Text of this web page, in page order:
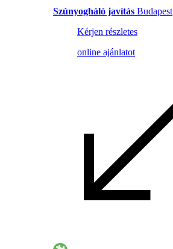
Szúnyogháló javítás Budapest
Kérjen részletes
online ajánlatot